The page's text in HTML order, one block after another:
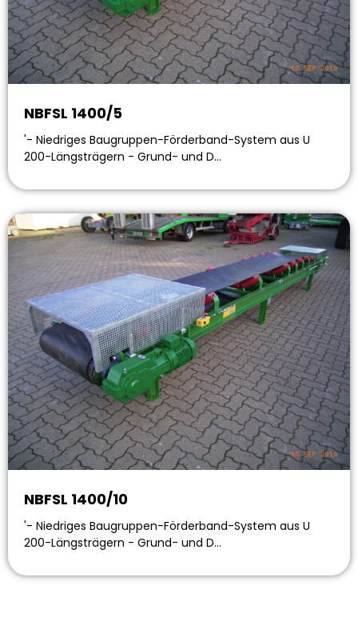
NBFSL 1400/5
'- Niedriges Baugruppen-Förderband-System aus U
200-Längsträgern - Grund- und D…
NBFSL 1400/10
'- Niedriges Baugruppen-Förderband-System aus U
200-Längsträgern - Grund- und D…